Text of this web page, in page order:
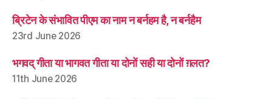
ब्रिटेन के संभावित पीएम का नाम न बर्नहम है, न बर्नहैम
23rd June 2026
भगवद् गीता या भागवत गीता या दोनों सही या दोनों ग़लत?
11th June 2026